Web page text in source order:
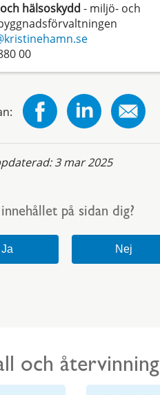
hälsoskydd - miljö- och
00
3 mar 2025
på sidan dig?
och återvinning